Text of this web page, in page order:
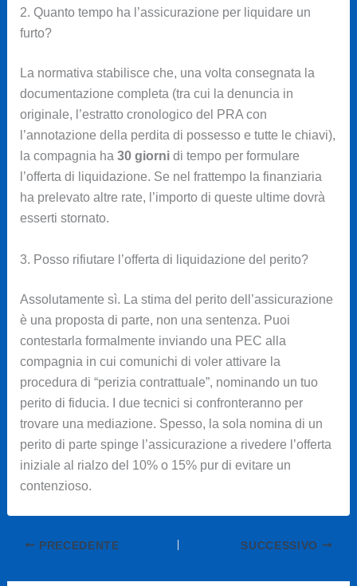
2. Quanto tempo ha l’assicurazione per liquidare un
furto?
La normativa stabilisce che, una volta consegnata la
documentazione completa (tra cui la denuncia in
originale, l’estratto cronologico del PRA con
l’annotazione della perdita di possesso e tutte le chiavi),
la compagnia ha 30 giornidi tempo per formulare
l’offerta di liquidazione. Se nel frattempo la finanziaria
ha prelevato altre rate, l’importo di queste ultime dovrà
esserti stornato.
3. Posso rifiutare l’offerta di liquidazione del perito?
Assolutamente sì. La stima del perito dell’assicurazione
è una proposta di parte, non una sentenza. Puoi
contestarla formalmente inviando una PEC alla
compagnia in cui comunichi di voler attivare la
procedura di “perizia contrattuale”, nominando un tuo
perito di fiducia. I due tecnici si confronteranno per
trovare una mediazione. Spesso, la sola nomina di un
perito di parte spinge l’assicurazione a rivedere l’offerta
iniziale al rialzo del 10% o 15% pur di evitare un
contenzioso.
PRECEDENTE SUCCESSIVO